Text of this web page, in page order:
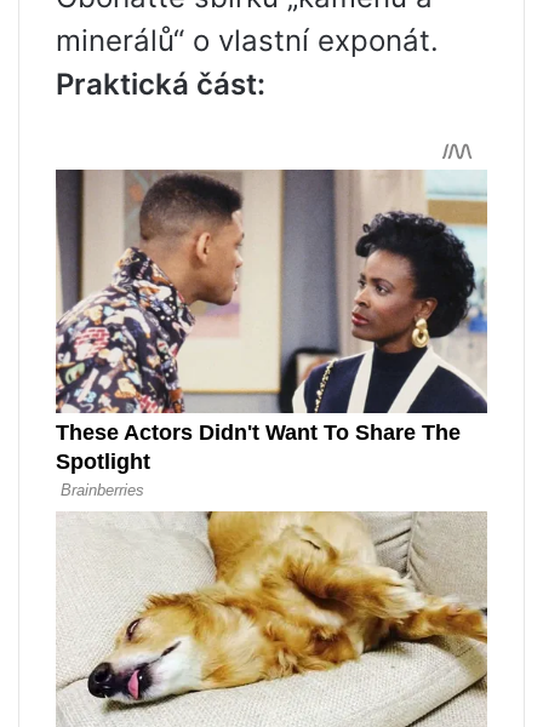
minerálů“ o vlastní exponát.
Praktická část: